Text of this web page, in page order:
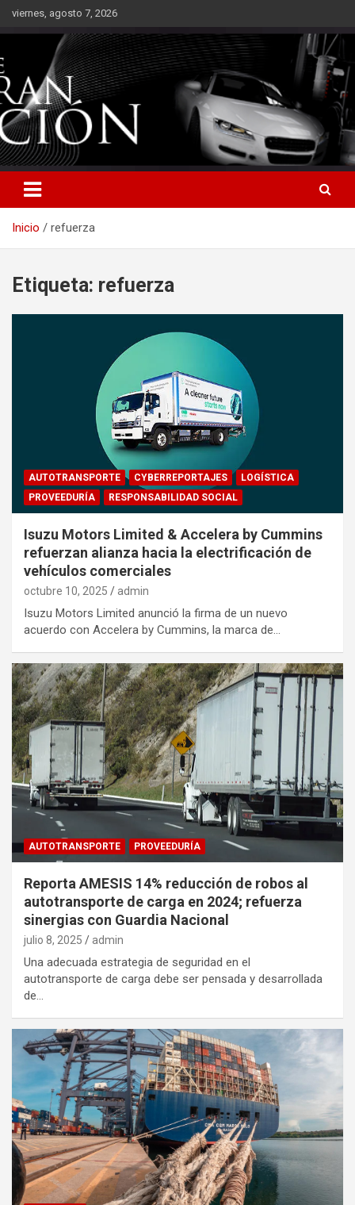
Saltarviernes, agosto 7, 2026
Inicio refuerza
Etiqueta: refuerza
AUTOTRANSPORTE CYBERREPORTAJES
LOGÍSTICA
PROVEEDURÍA
RESPONSABILIDAD SOCIAL
Isuzu Motors Limited & Accelera by Cummins
refuerzan alianza hacia la electrificación de
vehículos comerciales
octubre 10, 2025 admin
Isuzu Motors Limited anunció la firma de un nuevo
acuerdo con Accelera by Cummins, la marca de…
AUTOTRANSPORTE PROVEEDURÍA
Reporta AMESIS 14% reducción de robos al
autotransporte de carga en 2024; refuerza
sinergias con Guardia Nacional
julio 8, 2025 admin
Una adecuada estrategia de seguridad en el
autotransporte de carga debe ser pensada y desarrollada
de…